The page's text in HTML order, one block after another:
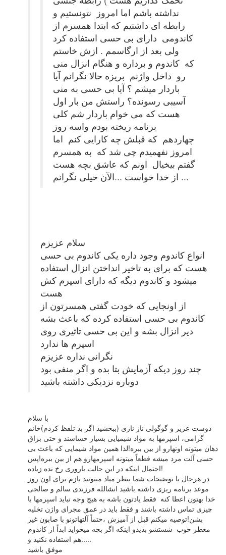
نداشته باشم اما امروز نتونستیم و
رابطه ای داشتیم که ابتدا همسرم از
کاندومی دارای بی حسی استفاده کرد
ولی بعد از ارگاسمم . ازش خاستم
که کاندوم و برداره و هنگام انزال منی
رو داخل واژنم بریزه حالا نگرانم آیا
باردار میشم ؟ آیا بی حسی به منی
آسیبی رسونده؟ راستش من بار اول
هست که می خوام باردار شم کلی
برنامه ریخته بودم واسه روز
چهاردهم که قبلش چه کارایی کنم اما
امروز نفهمیدم چی شد که به همسرم
گفتم بیخیال اونم که عاشق بچه هست
از خدا خواست ...الآن خیلی نگرانم ...
سلام عزیزم
انواع کاندوم وجود داره یکی کاندوم بی حسی
هست که برای به تاخیر انداختن انزال استفاده
میشود و کاندوم دیگه که دارای اسپرم کش
هست
از اونجایی که خودت گفتی همسرتون از
کاندوم بی حسی استفاده کرده که باعث بشه
دیر انزال بشه و این بی حسی تاثیری روی
اسپرم ها ندارد
نگرانی نداره عزیزم
چند روز دیکه آزمایش بتا بده و اگر منفی بود
دوباره نزدیکی داشته باشید
با سلام
دوست عزیز و گوگولی ناز نازی (ببخشید اگر بد تلفظ کردم)خانم
گرامی، اسپرمها به مواد شیمیایی بسیار حساسند و حتی بزاق
دهان میتونه اونهارو از بین ببره!لذا همین مواد شیمایی که باعث بی
حسی آلت مرد میشه قطعاً میتونه اسپرمهارو هم از بین ببره!پس
احتمال اینکه در این حالت باروری رخ نده زیاده!
در هرحال با توضیحات شما بنظر میاد میتونید بازم برای اون روز
موعد برنامه ریزی داشته باشید انشالله فرزندی سالم و صالحی
خدا بهتون اعطا کنه فقط یادتون باشه به هیچ وجه نباید اسپرمها با
چیزی تماس داشته باشند و فقط باید در عمق مجرای واژن تخلیه
بشن!توصیه میکنم قبل از آمیزش ،حتماً آلتهاتونو با صابون غیر
معطر خوب شستشو بدیدو اینکه اگر بچه میخواید ابداً از کاندوم
هم استفاده نکنید و.....
موفق باشید